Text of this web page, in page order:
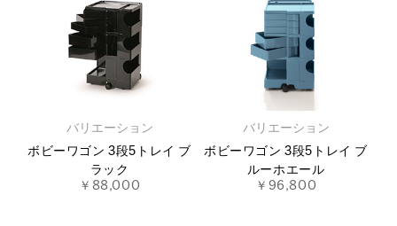
バリエーション
ボビーワゴン 3段5トレイ ブ
ラック
￥88,000
バリエーション
ボビーワゴン 3段5トレイ ブ
ルーホエール
￥96,800